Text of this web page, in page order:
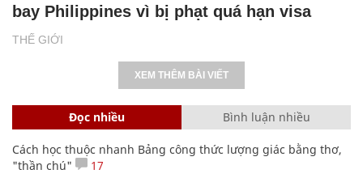
THẾ GIỚI
bay Philippines vì bị phạt quá hạn visa
XEM THÊM BÀI VIẾT
Đọc nhiều Bình luận nhiều
Cách học thuộc nhanh Bảng công thức lượng giác bằng thơ,
"thần chú"
17